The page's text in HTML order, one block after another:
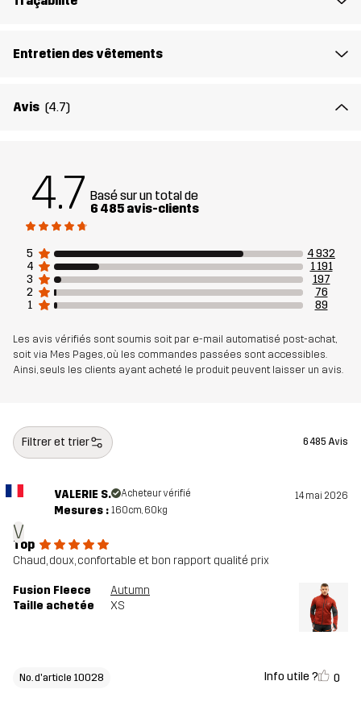
Durabilité
Numéro
d'article
10028_2685
Entretien des vêtements
Avis (4.7)
4.7 Basé sur un total de
6 485 avis-clients
5
4 932
4
1 191
3
197
2
76
1
89
Les avis vérifiés sont soumis soit par e-mail automatisé post-achat,
soit via Mes Pages, où les commandes passées sont accessibles.
Ainsi, seuls les clients ayant acheté le produit peuvent laisser un avis.
Filtrer et trier 6 485 Avis
V
VALERIE S. Acheteur vérifié 14 mai 2026
Mesures : 160cm, 60kg
Top
Chaud, doux, confortable et bon rapport qualité prix
Fusion Fleece
Autumn
Taille achetée
XS
No. d'article 10028 Info utile ? 0